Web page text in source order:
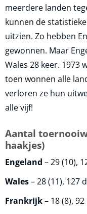
meerdere landen
kunnen de
uitzien. Zo hebben
gewonnen. Maar
Wales 28 keer. 1973
toen wonnen alle
verloren ze hun
alle vijf!
Aantal
haakjes)
Engeland – 29 (10),
Wales– 28 (11), 127
Frankrijk– 18 (8),